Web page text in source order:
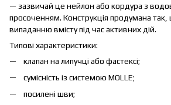
— зазвичай це нейлон або кордура з
просоченням. Конструкція продумана так,
випаданню вмісту під час активних дій.
Типові характеристики:
клапан на липучці або фастексі;
сумісність із системою MOLLE;
посилені шви;